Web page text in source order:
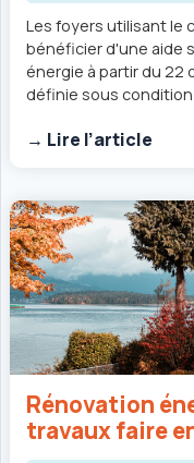
Les foyers utilisant le
bénéficier d'une aide
énergie à partir du 22
définie sous
→ Lire l’article
Rénovation
travaux faire